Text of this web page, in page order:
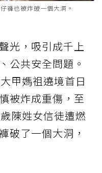
褲也被炸破一個大洞。
光，吸引成千上
公共安全問題。
甲媽祖遶境首日
被炸成重傷，至
陳姓女信徒遭燃
破了一個大洞，